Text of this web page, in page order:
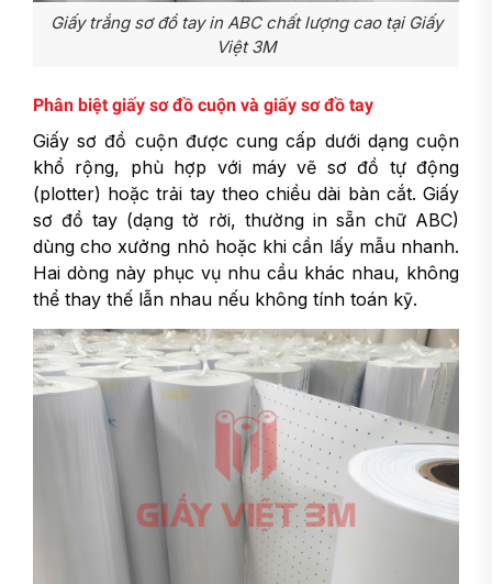
Giấy trắng sơ đồ tay in ABC chất lượng cao tại Giấy
Việt 3M
Phân biệt giấy sơ đồ cuộn và giấy sơ đồ tay
Giấy sơ đồ cuộn được cung cấp dưới dạng cuộn
khổ rộng, phù hợp với máy vẽ sơ đồ tự động
(plotter) hoặc trải tay theo chiều dài bàn cắt. Giấy
sơ đồ tay (dạng tờ rời, thường in sẵn chữ ABC)
dùng cho xưởng nhỏ hoặc khi cần lấy mẫu nhanh.
Hai dòng này phục vụ nhu cầu khác nhau, không
thể thay thế lẫn nhau nếu không tính toán kỹ.